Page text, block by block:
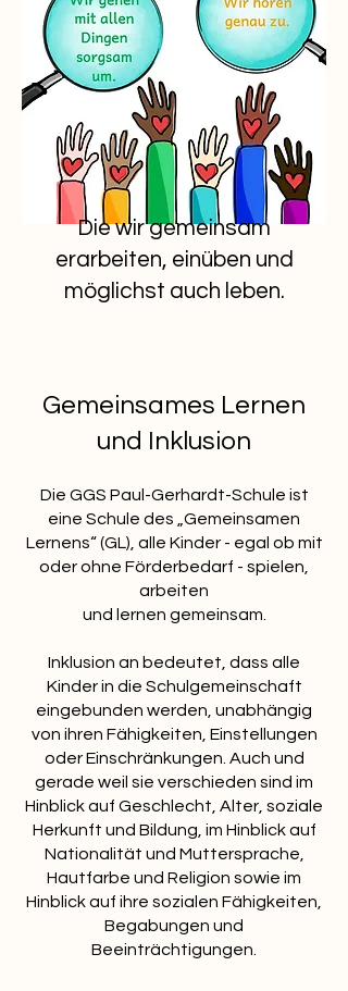
Die wir gemeinsam
erarbeiten, einüben und
möglichst auch leben.
Gemeinsames Lernen
und Inklusion
Die GGS Paul-Gerhardt-Schule ist
eine Schule des „Gemeinsamen
Lernens“ (GL), alle Kinder - egal ob mit
oder ohne Förderbedarf - spielen,
arbeiten
und lernen gemeinsam.
Inklusion an bedeutet, dass alle
Kinder in die Schulgemeinschaft
eingebunden werden, unabhängig
von ihren Fähigkeiten, Einstellungen
oder Einschränkungen. Auch und
gerade weil sie verschieden sind im
Hinblick auf Geschlecht, Alter, soziale
Herkunft und Bildung, im Hinblick auf
Nationalität und Muttersprache,
Hautfarbe und Religion sowie im
Hinblick auf ihre sozialen Fähigkeiten,
Begabungen und
Beeinträchtigungen.